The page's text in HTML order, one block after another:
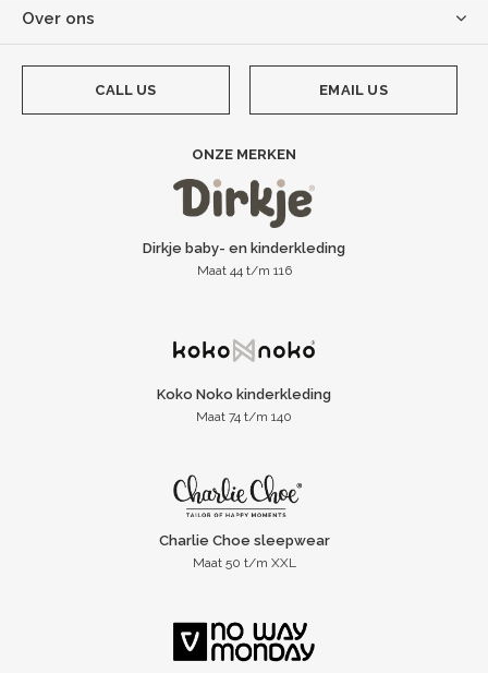
Over ons
CALL US EMAIL US
ONZE MERKEN
Dirkje baby- en kinderkleding
Maat 44 t/m 116
Koko Noko kinderkleding
Maat 74 t/m 140
Charlie Choe sleepwear
Maat 50 t/m XXL